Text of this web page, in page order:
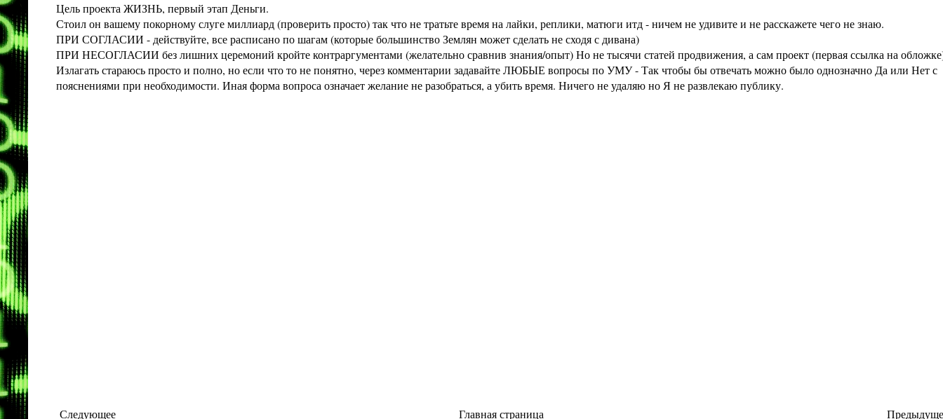
Цель проекта ЖИЗНЬ, первый этап Деньги.
Стоил он вашему покорному слуге миллиард (проверить просто) так что не тратьте время на лайки, реплики, матюги итд - ничем не удивите и не расскажете чего не знаю.
ПРИ СОГЛАСИИ - действуйте, все расписано по шагам (которые большинство Землян может сделать не сходя с дивана)
ПРИ НЕСОГЛАСИИ без лишних церемоний кройте контраргументами (желательно сравнив знания/опыт) Но не тысячи статей продвижения, а сам проект (первая ссылка на
Излагать стараюсь просто и полно, но если что то не понятно, через комментарии задавайте ЛЮБЫЕ вопросы по УМУ - Так чтобы бы отвечать можно было однозначно Да или Нет с
пояснениями при необходимости. Иная форма вопроса означает желание не разобраться, а убить время. Ничего не удаляю но Я не развлекаю публику.
Следующее
Главная страница